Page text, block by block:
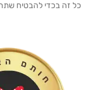
כל זה בכדי להבטיח